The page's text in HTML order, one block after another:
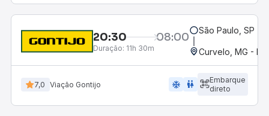
20:30 08:00
Duração: 11h 30m
São Paulo, SP -
Curvelo, MG -
7,0 Viação Gontijo ac_unit wc
Embarque
direto